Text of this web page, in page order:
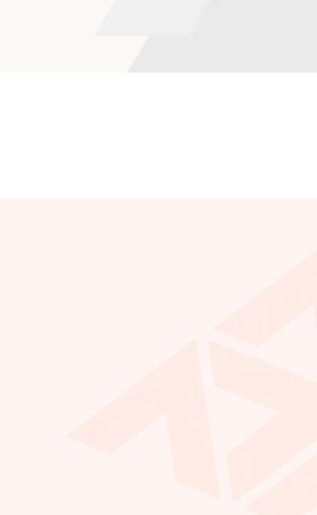
年假九龍灣國際展貿中心舉辦了首
年亦是假九龍灣國際展貿中心，與
及2019年分別參與了梁基爵作品
相信一定會擦出不少火花，樂迷定必